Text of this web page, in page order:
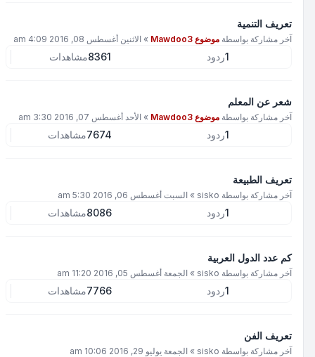
تعريف التنمية
آخر مشاركة بواسطةموضوع Mawdoo3 »الاثنين أغسطس 08, 2016 4:09 am
ردود 8361مشاهدات
شعر عن المعلم
آخر مشاركة بواسطةموضوع Mawdoo3 »الأحد أغسطس 07, 2016 3:30 am
ردود 7674مشاهدات
تعريف الطبيعة
آخر مشاركة بواسطةsisko
»السبت أغسطس 06, 2016 5:30 am
ردود 8086مشاهدات
كم عدد الدول العربية
آخر مشاركة بواسطةsisko
»الجمعة أغسطس 05, 2016 11:20 am
ردود 7766مشاهدات
تعريف الفن
آخر مشاركة بواسطةsisko
»الجمعة يوليو 29, 2016 10:06 am